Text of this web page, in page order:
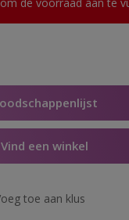
Vind een winkel
toe aan klus